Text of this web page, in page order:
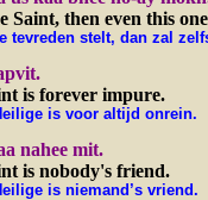
Saint, then even this
tevreden stelt, dan zal
is forever impure.
is voor altijd onrein.
nahee mit.
is nobody's friend.
is niemand’s vriend.